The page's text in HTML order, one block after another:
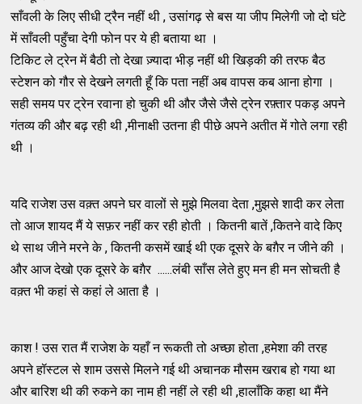
साँवली के लिए सीधी ट्रैन नहीं थी , उसांगढ़ से बस या जीप मिलेगी जो दो घंटे
में साँवली पहुँचा देगी फोन पर ये ही बताया था ।
टिकिट ले ट्रेन में बैठी तो देखा ज़्यादा भीड़ नहीं थी खिड़की की तरफ बैठ
स्टेशन को गौर से देखने लगती हूँ कि पता नहीं अब वापस कब आना होगा ।
सही समय पर ट्रेन रवाना हो चुकी थी और जैसे जैसे ट्रेन रफ़्तार पकड़ अपने
गंतव्य की और बढ़ रही थी ,मीनाक्षी उतना ही पीछे अपने अतीत में गोते लगा रही
थी ।
यदि राजेश उस वक़्त अपने घर वालों से मुझे मिलवा देता ,मुझसे शादी कर लेता
तो आज शायद मैं ये सफ़र नहीं कर रही होती । कितनी बातें ,कितने वादे किए
थे साथ जीने मरने के , कितनी कसमें खाई थी एक दूसरे के बग़ैर न जीने की ।
और आज देखो एक दूसरे के बग़ैर ......लंबी साँस लेते हुए मन ही मन सोचती है
वक़्त भी कहां से कहां ले आता है ।
काश ! उस रात मैं राजेश के यहाँ न रूकती तो अच्छा होता ,हमेशा की तरह
अपने हॉस्टल से शाम उससे मिलने गई थी अचानक मौसम खराब हो गया था
और बारिश थी की रुकने का नाम ही नहीं ले रही थी ,हालाँकि कहा था मैंने